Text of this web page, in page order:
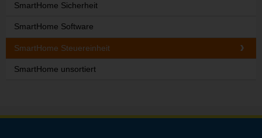
SmartHome Sicherheit
SmartHome Software
SmartHome Steuereinheit
SmartHome unsortiert